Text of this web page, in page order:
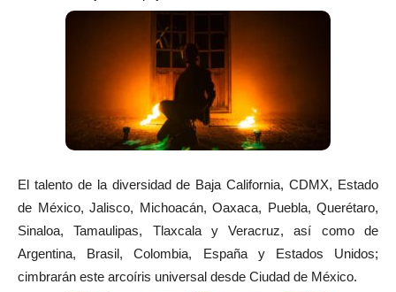
El talento de la diversidad de Baja California, CDMX, Estado
de México, Jalisco, Michoacán, Oaxaca, Puebla, Querétaro,
Sinaloa, Tamaulipas, Tlaxcala y Veracruz, así como de
Argentina, Brasil, Colombia, España y Estados Unidos;
cimbrarán este arcoíris universal desde Ciudad de México.